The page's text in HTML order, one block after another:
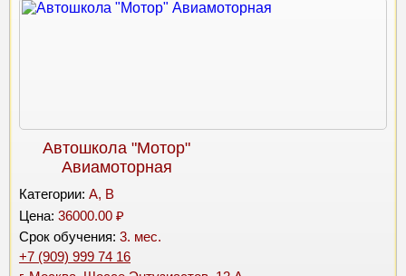
Автошкола "Мотор"
Авиамоторная
Категории: A, B
Цена: 36000.00 ₽
Срок обучения: 3. мес.
+7 (909) 999 74 16